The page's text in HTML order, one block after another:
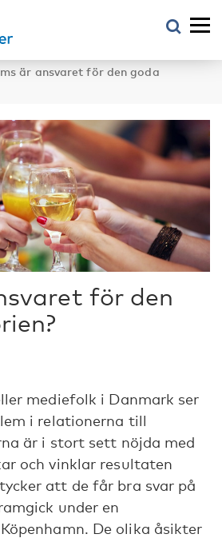
är ansvaret för den goda
för den
mediefolk i Danmark ser
i relationerna till
är i stort sett nöjda med
och vinklar resultaten
att de får bra svar på
under en
De olika åsikter